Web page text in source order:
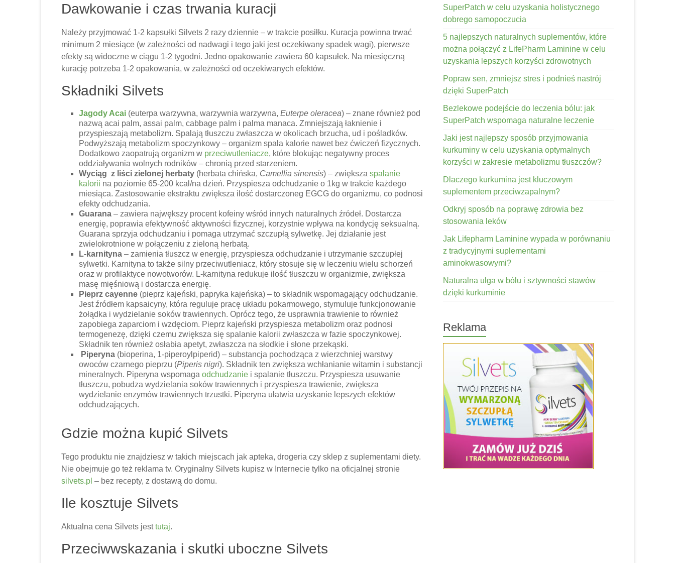
Dawkowanie i czas trwania kuracji
Należy przyjmować 1-2 kapsułki Silvets 2 razy dziennie – w trakcie posiłku. Kuracja powinna trwać
minimum 2 miesiące (w zależności od nadwagi i tego jaki jest oczekiwany spadek wagi), pierwsze
efekty są widoczne w ciągu 1-2 tygodni. Jedno opakowanie zawiera 60 kapsułek. Na miesięczną
kurację potrzeba 1-2 opakowania, w zależności od oczekiwanych efektów.
Składniki Silvets
Jagody Acai (euterpa warzywna, warzywnia warzywna, Euterpe oleracea) – znane również pod
nazwą acai palm, assai palm, cabbage palm i palma manaca. Zmniejszają łaknienie i
przyspieszają metabolizm. Spalają tłuszczu zwłaszcza w okolicach brzucha, ud i pośladków.
Podwyższają metabolizm spoczynkowy – organizm spala kalorie nawet bez ćwiczeń fizycznych.
Dodatkowo zaopatrują organizm w przeciwutleniacze, które blokując negatywny proces
oddziaływania wolnych rodników – chronią przed starzeniem.
Wyciąg z liści zielonej herbaty (herbata chińska, Camellia sinensis) – zwiększa spalanie
kalorii na poziomie 65-200 kcal/na dzień. Przyspiesza odchudzanie o 1kg w trakcie każdego
miesiąca. Zastosowanie ekstraktu zwiększa ilość dostarczoneg EGCG do organizmu, co podnosi
efekty odchudzania.
Guarana – zawiera najwększy procent kofeiny wśród innych naturalnych źródeł. Dostarcza
energię, poprawia efektywność aktywności fizycznej, korzystnie wpływa na kondycję seksualną.
Guarana sprzyja odchudzaniu i pomaga utrzymać szczupłą sylwetkę. Jej działanie jest
zwielokrotnione w połączeniu z zieloną herbatą.
L-karnityna – zamienia tłuszcz w energię, przyspiesza odchudzanie i utrzymanie szczupłej
sylwetki. Karnityna to także silny przeciwutleniacz, który stosuje się w leczeniu wielu schorzeń
oraz w profilaktyce nowotworów. L-karnityna redukuje ilość tłuszczu w organizmie, zwiększa
masę mięśniową i dostarcza energię.
Pieprz cayenne (pieprz kajeński, papryka kajeńska) – to składnik wspomagający odchudzanie.
Jest źródłem kapsaicyny, która reguluje pracę układu pokarmowego, stymuluje funkcjonowanie
żołądka i wydzielanie soków trawiennych. Oprócz tego, że usprawnia trawienie to również
zapobiega zaparciom i wzdęciom. Pieprz kajeński przyspiesza metabolizm oraz podnosi
termogenezę, dzięki czemu zwiększa się spalanie kalorii zwłaszcza w fazie spoczynkowej.
Składnik ten również osłabia apetyt, zwłaszcza na słodkie i słone przekąski.
Piperyna (bioperina, 1-piperoylpiperid) – substancja pochodząca z wierzchniej warstwy
owoców czarnego pieprzu (Piperis nigri). Składnik ten zwiększa wchłanianie witamin i substancji
mineralnych. Piperyna wspomaga odchudzanie i spalanie tłuszczu. Przyspiesza usuwanie
tłuszczu, pobudza wydzielania soków trawiennych i przyspiesza trawienie, zwiększa
wydzielanie enzymów trawiennych trzustki. Piperyna ułatwia uzyskanie lepszych efektów
odchudzających.
Gdzie można kupić Silvets
Tego produktu nie znajdziesz w takich miejscach jak apteka, drogeria czy sklep z suplementami diety.
Nie obejmuje go też reklama tv. Oryginalny Silvets kupisz w Internecie tylko na oficjalnej stronie
silvets.pl – bez recepty, z dostawą do domu.
Ile kosztuje Silvets
Aktualna cena Silvets jesttutaj.
Przeciwwskazania i skutki uboczne Silvets
SuperPatch w celu uzyskania holistycznego
dobrego samopoczucia
5 najlepszych naturalnych suplementów, które
można połączyć z LifePharm Laminine w celu
uzyskania lepszych korzyści zdrowotnych
Popraw sen, zmniejsz stres i podnieś nastrój
dzięki SuperPatch
Bezlekowe podejście do leczenia bólu: jak
SuperPatch wspomaga naturalne leczenie
Jaki jest najlepszy sposób przyjmowania
kurkuminy w celu uzyskania optymalnych
korzyści w zakresie metabolizmu tłuszczów?
Dlaczego kurkumina jest kluczowym
suplementem przeciwzapalnym?
Odkryj sposób na poprawę zdrowia bez
stosowania leków
Jak Lifepharm Laminine wypada w porównaniu
z tradycyjnymi suplementami
aminokwasowymi?
Naturalna ulga w bólu i sztywności stawów
dzięki kurkuminie
Reklama